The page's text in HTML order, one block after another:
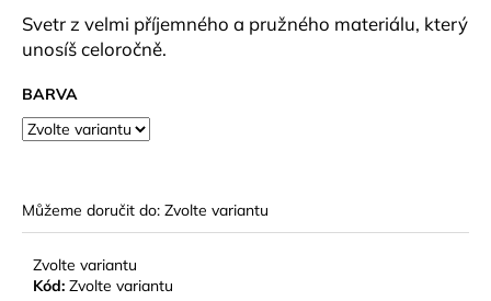
Svetr z velmi příjemného a pružného materiálu, který
unosíš celoročně.
BARVA
Můžeme doručit do: Zvolte variantu
Zvolte variantu
Kód: Zvolte variantu
r
u
č
u
j
e